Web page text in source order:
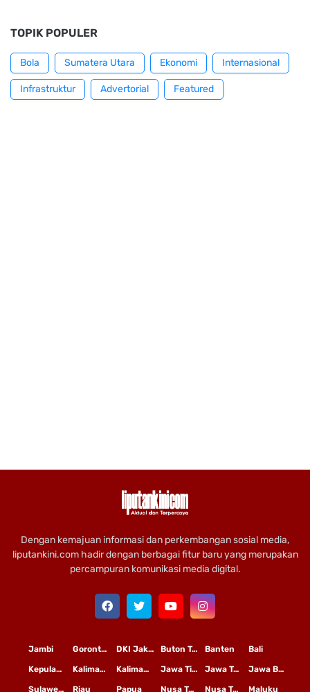
TOPIK POPULER
Bola Sumatera Utara Ekonomi Internasional
Infrastruktur Advertorial Featured
Dengan kemajuan informasi dan perkembangan sosial media,
liputankini.com hadir dengan berbagai fitur baru yang merupakan
percampuran komunikasi media digital.
Bali
Banten
Buton Tengah
DKI Jakarta
Gorontalo
Jambi
Jawa Barat
Jawa Tengah
Jawa Timur
Kalimantan Tengah
Kalimantan Timur
Kepulauan Riau
Maluku
Nusa Tenggara Barat
Nusa Tenggara Timur
Papua
Riau
Sulawesi Selatan